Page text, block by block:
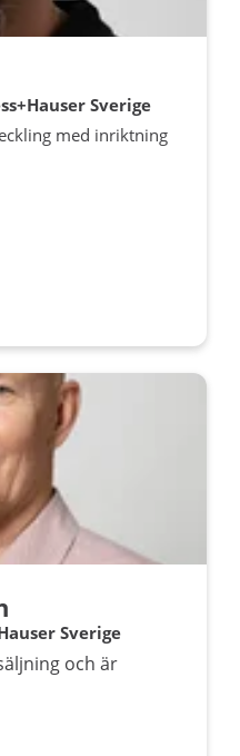
Sverige
med inriktning
Sverige
och är